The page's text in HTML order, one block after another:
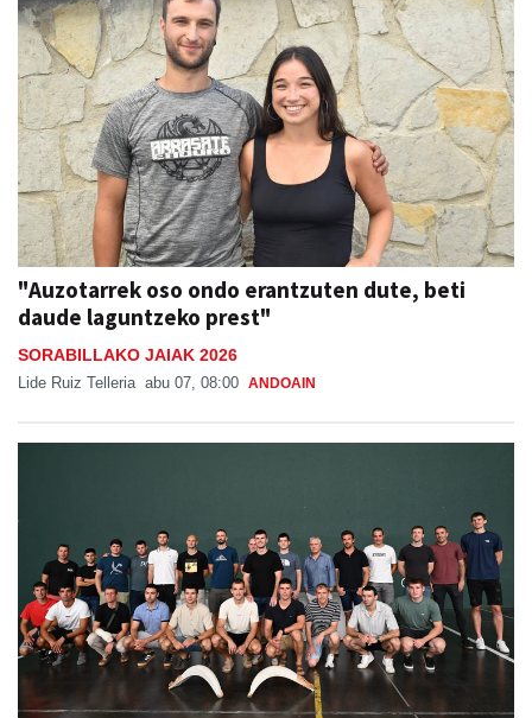
"Auzotarrek oso ondo erantzuten dute, beti
daude laguntzeko prest"
SORABILLAKO JAIAK 2026
Lide Ruiz Telleria abu 07, 08:00 ANDOAIN